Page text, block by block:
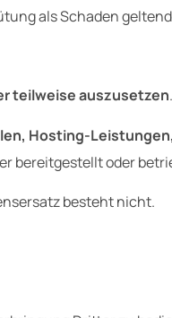
als Schaden
teilweise auszusetzen.
Hosting-
bereitgestellt oder
besteht nicht.